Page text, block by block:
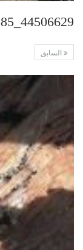
44506629_2008478456109885_3509926452013301760_n
السابق